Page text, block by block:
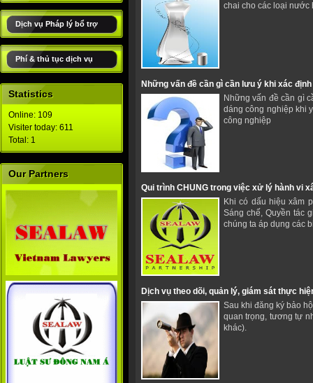
Dịch vụ Pháp lý bổ trợ
Phí & thủ tục dịch vụ
Statistics
Online: 109
Visiter today: 611
Total: 1
Our Partners
chai cho các loại nước
Những vấn đề cần gì cần lưu ý khi xác
Những vấn đề cần gì
dáng công nghiệp khi
công nghiệp
Qui trình CHUNG trong việc xử lý hành vi
Khi có dấu hiệu xâm
Sáng chế, Quyền tác
chúng ta áp dụng các
Dịch vụ theo dõi, quản lý, giám sát thực
Sau khi đăng ký bảo
quan trọng, tương tự
khác).